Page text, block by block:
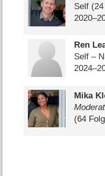
Self(24
Ren
Self –
Mika
(64